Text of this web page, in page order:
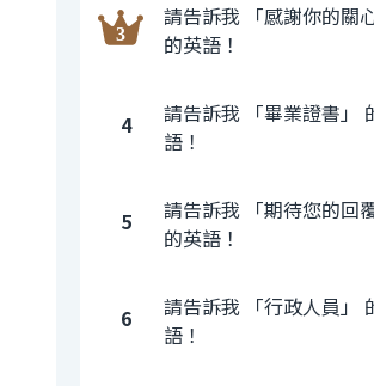
請告訴我 「感謝你的關
的英語！
4
請告訴我 「畢業證書」
語！
5
請告訴我 「期待您的回
的英語！
6
請告訴我 「行政人員」
語！